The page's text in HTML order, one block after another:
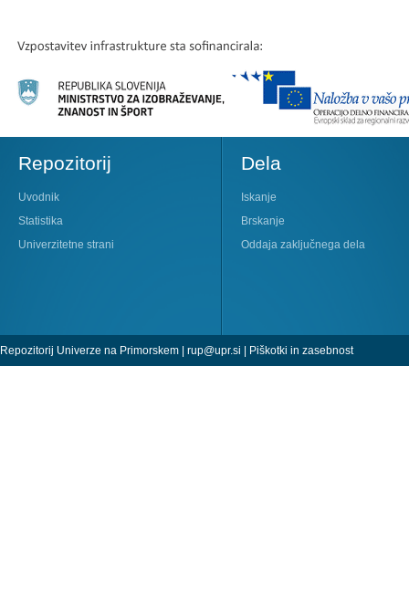
Repozitorij
Uvodnik
Statistika
Univerzitetne strani
Dela
Iskanje
Brskanje
Oddaja zaključnega dela
Repozitorij Univerze na Primorskem | rup@upr.si | Piškotki in zasebnost